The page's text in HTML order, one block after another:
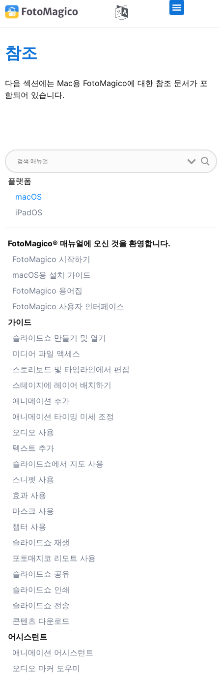
플랫폼
macOS
iPadOS
FotoMagico® 매뉴얼에 오신 것을 환영합니다.
FotoMagico 시작하기
macOS용 설치 가이드
FotoMagico 용어집
FotoMagico 사용자 인터페이스
가이드
슬라이드쇼 만들기 및 열기
미디어 파일 액세스
스토리보드 및 타임라인에서 편집
스테이지에 레이어 배치하기
애니메이션 추가
애니메이션 타이밍 미세 조정
오디오 사용
텍스트 추가
슬라이드쇼에서 지도 사용
스니펫 사용
효과 사용
마스크 사용
챕터 사용
슬라이드쇼 재생
포토매지코 리모트 사용
슬라이드쇼 공유
슬라이드쇼 인쇄
슬라이드쇼 전송
콘텐츠 다운로드
어시스턴트
애니메이션 어시스턴트
오디오 마커 도우미
참조
다음 섹션에는 Mac용 FotoMagico에 대한 참조 문서가 포
함되어 있습니다.